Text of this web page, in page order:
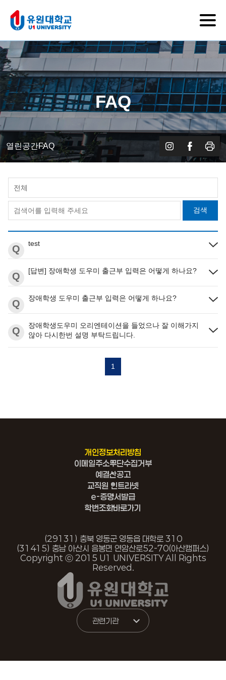
FAQ
열린공간FAQ
전체
검색
Q test
Q [답변] 장애학생 도우미 출근부 입력은 어떻게 하나요?
Q 장애학생 도우미 출근부 입력은 어떻게 하나요?
Q
장애학생도우미 오리엔테이션을 들었으나 잘 이해가지
않아 다시한번 설명 부탁드립니다.
1
개인정보처리방침
이메일주소무단수집거부
예결산공고
교직원 인트라넷
e-증명서발급
학번조회바로가기
(29131) 충북 영동군 영동읍 대학로 310
(31415) 충남 아산시 음봉면 연암산로52-70(아산캠퍼스)
Copyright ⓒ 2015 U1 UNIVERSITY All Rights
Reserved.
관련기관